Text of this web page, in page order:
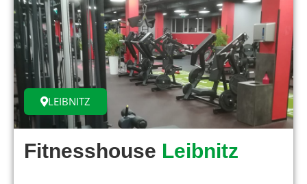
LEIBNITZ
Fitnesshouse Leibnitz